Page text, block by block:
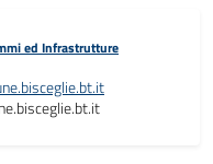
ed Infrastrutture